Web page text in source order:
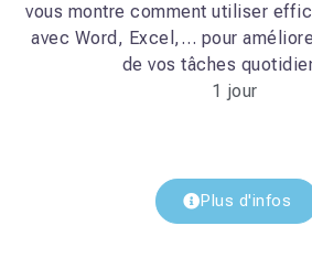
vous montre comment utiliser
avec Word, Excel,… pour
de vos tâches
1 jour
Plus d'infos